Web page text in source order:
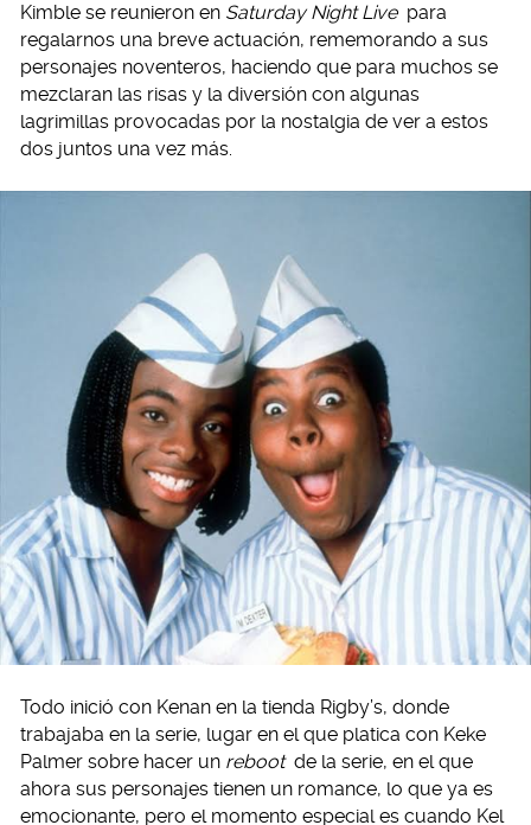
Kimble se reunieron en Saturday Night Live para
regalarnos una breve actuación, rememorando a sus
personajes noventeros, haciendo que para muchos se
mezclaran las risas y la diversión con algunas
lagrimillas provocadas por la nostalgia de ver a estos
dos juntos una vez más.
Todo inició con Kenan en la tienda Rigby’s, donde
trabajaba en la serie, lugar en el que platica con Keke
Palmer sobre hacer un reboot de la serie, en el que
ahora sus personajes tienen un romance, lo que ya es
emocionante, pero el momento especial es cuando Kel